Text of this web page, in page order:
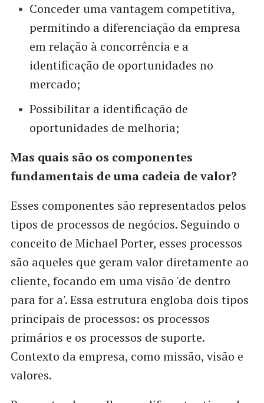
Conceder uma vantagem competitiva,
permitindo a diferenciação da empresa
em relação à concorrência e a
identificação de oportunidades no
mercado;
Possibilitar a identificação de
oportunidades de melhoria;
Mas quais são os componentes
fundamentais de uma cadeia de valor?
Esses componentes são representados pelos
tipos de processos de negócios. Seguindo o
conceito de Michael Porter, esses processos
são aqueles que geram valor diretamente ao
cliente, focando em uma visão 'de dentro
para for a'. Essa estrutura engloba dois tipos
principais de processos: os processos
primários e os processos de suporte.
Contexto da empresa, como missão, visão e
valores.